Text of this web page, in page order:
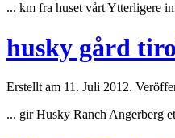
... km fra huset vårt Ytterligere
husky gård
Erstellt am 11. Juli 2012.
... gir Husky Ranch Angerberg